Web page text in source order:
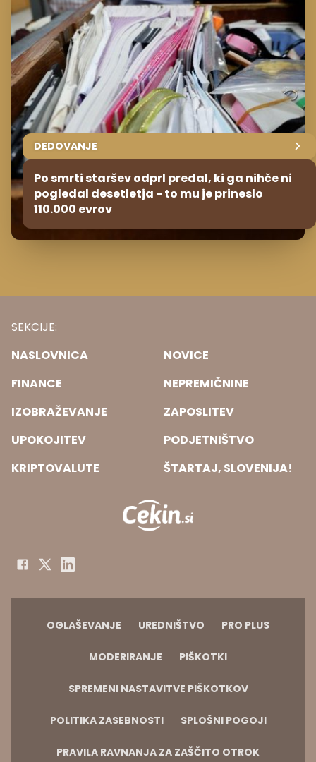
DEDOVANJE
Po smrti staršev odprl predal, ki ga nihče ni
pogledal desetletja - to mu je prineslo
110.000 evrov
SEKCIJE:
NASLOVNICA
NOVICE
FINANCE
NEPREMIČNINE
IZOBRAŽEVANJE
ZAPOSLITEV
UPOKOJITEV
PODJETNIŠTVO
KRIPTOVALUTE
ŠTARTAJ, SLOVENIJA!
OGLAŠEVANJE UREDNIŠTVO PRO PLUS
MODERIRANJE PIŠKOTKI
SPREMENI NASTAVITVE PIŠKOTKOV
POLITIKA ZASEBNOSTI SPLOŠNI POGOJI
PRAVILA RAVNANJA ZA ZAŠČITO OTROK